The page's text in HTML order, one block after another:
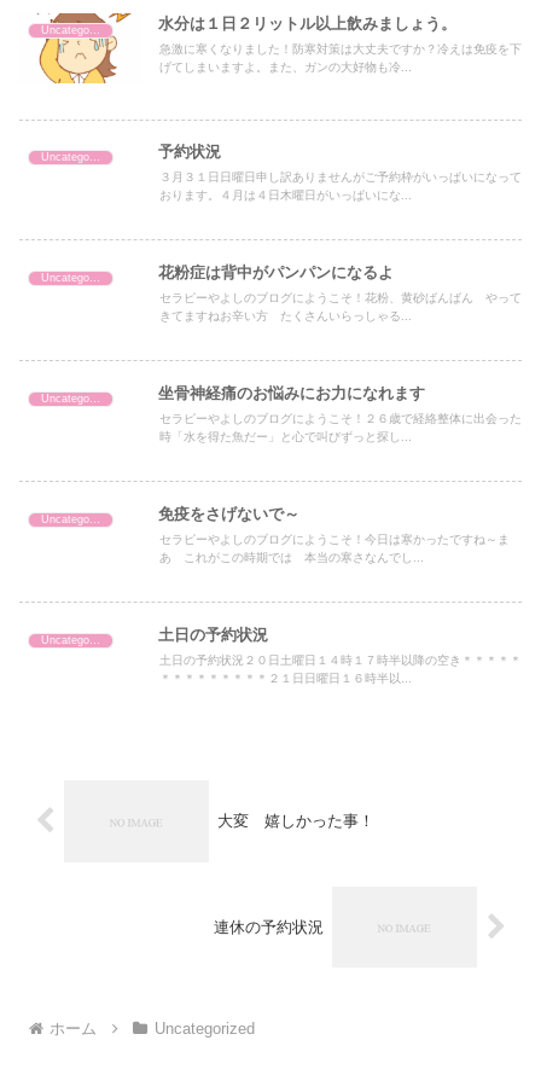
水分は１日２リットル以上飲みましょう。
急激に寒くなりました！防寒対策は大丈夫ですか？冷えは免疫を下
げてしまいますよ。また、ガンの大好物も冷...
Uncategorized 予約状況
３月３１日日曜日申し訳ありませんがご予約枠がいっぱいになって
おります。４月は４日木曜日がいっぱいにな...
Uncategorized 花粉症は背中がパンパンになるよ
セラピーやよしのブログにようこそ！花粉、黄砂ばんばん やって
きてますねお辛い方 たくさんいらっしゃる...
Uncategorized 坐骨神経痛のお悩みにお力になれます
セラピーやよしのブログにようこそ！２６歳で経絡整体に出会った
時「水を得た魚だー」と心で叫びずっと探し...
Uncategorized 免疫をさげないで～
セラピーやよしのブログにようこそ！今日は寒かったですね～ま
あ これがこの時期では 本当の寒さなんでし...
土日の予約状況
土日の予約状況２０日土曜日１４時１７時半以降の空き＊＊＊＊＊
＊＊＊＊＊＊＊＊＊２１日日曜日１６時半以...
大変 嬉しかった事！
連休の予約状況
ホーム Uncategorized